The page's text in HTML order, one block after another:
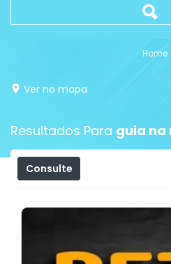
Home
Ver no mapa
Resultados Para guia na
Consulte